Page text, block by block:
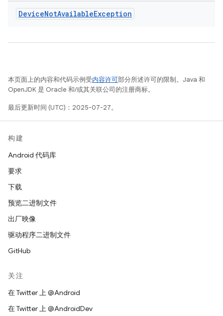
DeviceNotAvailableException
本页面上的内容和代码示例受内容许可部分所述许可的限制。Java 和
OpenJDK 是 Oracle 和/或其关联公司的注册商标。
最后更新时间 (UTC)：2025-07-27。
构建
Android 代码库
要求
下载
预览二进制文件
出厂映像
驱动程序二进制文件
GitHub
关注
在 Twitter 上 @Android
在 Twitter 上 @AndroidDev